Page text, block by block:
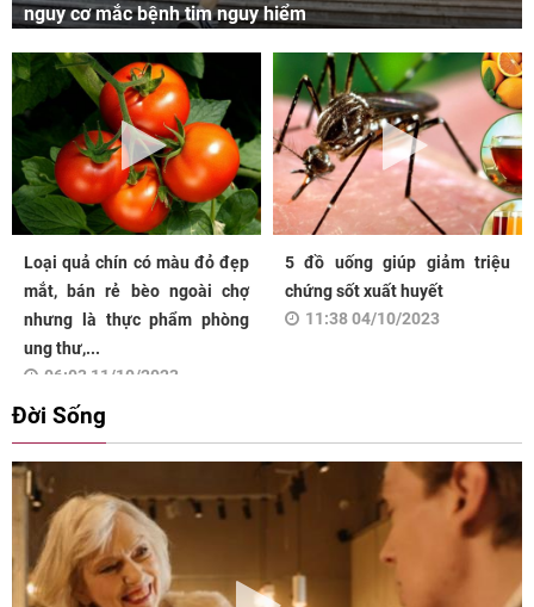
nguy cơ mắc bệnh tim nguy hiểm
Loại quả chín có màu đỏ đẹp
mắt, bán rẻ bèo ngoài chợ
nhưng là thực phẩm phòng
ung thư,...
06:03 11/10/2023
5 đồ uống giúp giảm triệu
chứng sốt xuất huyết
11:38 04/10/2023
Đời Sống